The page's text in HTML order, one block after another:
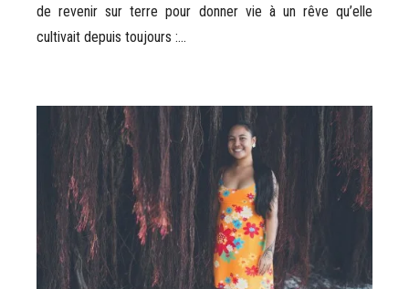
de revenir sur terre pour donner vie à un rêve qu’elle
cultivait depuis toujours :...